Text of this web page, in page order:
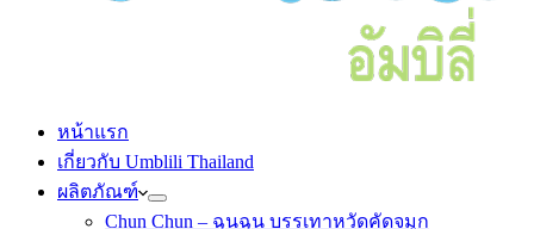
หน้าแรก
เกี่ยวกับ Umblili Thailand
ผลิตภัณฑ์
Chun Chun – ฉุนฉุน บรรเทาหวัดคัดจมูก